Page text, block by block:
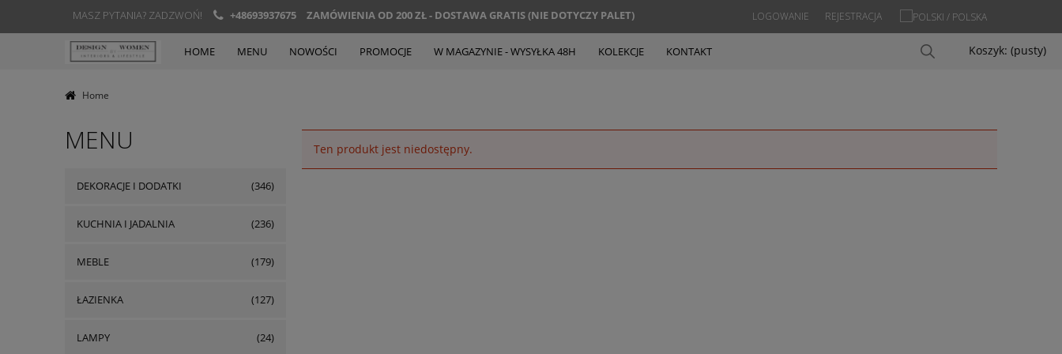
MASZ PYTANIA? ZADZWOŃ! +48693937675 ZAMÓWIENIA OD 200 ZŁ - DOSTAWA GRATIS (NIE DOTYCZY PALET) REJESTRACJA
LOGOWANIE
Koszyk: (pusty)
HOME MENU NOWOŚCI PROMOCJE W MAGAZYNIE - WYSYŁKA 48H KOLEKCJE KONTAKT
Home
MENU
DEKORACJE I DODATKI (346)
KUCHNIA I JADALNIA (236)
MEBLE (179)
ŁAZIENKA (127)
LAMPY (24)
Ten produkt jest niedostępny.